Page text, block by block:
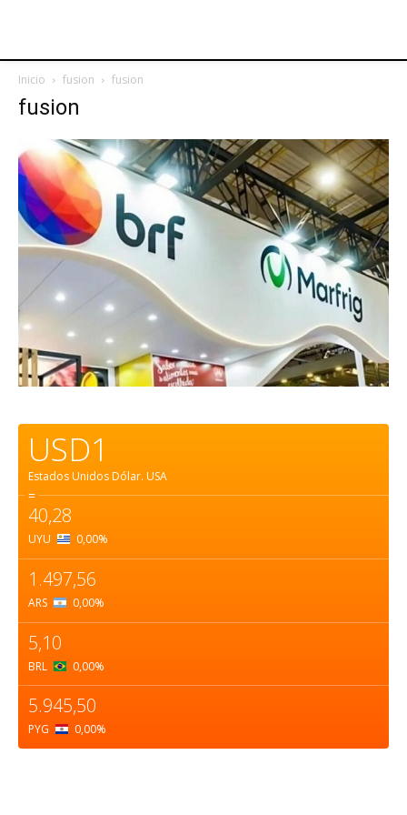
Inicio fusion fusion
fusion
USD1
Estados Unidos Dólar. USA
=
40,28
UYU 0,00%
1.497,56
ARS 0,00%
5,10
BRL 0,00%
5.945,50
PYG 0,00%